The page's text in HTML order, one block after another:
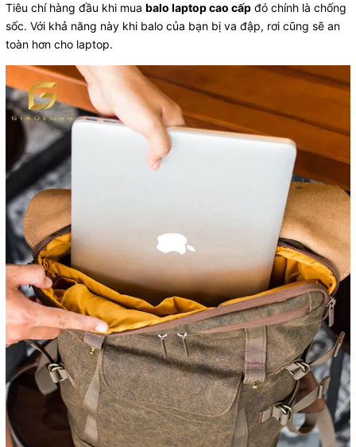
Tiêu chí hàng đầu khi mua balo laptop cao cấp đó chính là chống
sốc. Với khả năng này khi balo của bạn bị va đập, rơi cũng sẽ an
toàn hơn cho laptop.